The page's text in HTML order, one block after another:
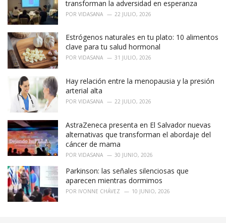
transforman la adversidad en esperanza
POR VIDASANA 22 JULIO, 2026
Estrógenos naturales en tu plato: 10 alimentos
clave para tu salud hormonal
POR VIDASANA 31 JULIO, 2026
Hay relación entre la menopausia y la presión
arterial alta
POR VIDASANA 22 JULIO, 2026
AstraZeneca presenta en El Salvador nuevas
alternativas que transforman el abordaje del
cáncer de mama
POR VIDASANA 30 JUNIO, 2026
Parkinson: las señales silenciosas que
aparecen mientras dormimos
POR IVONNE CHÁVEZ 10 JUNIO, 2026